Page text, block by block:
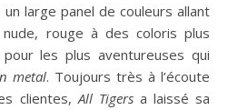
large panel de couleurs allant
rouge à des coloris plus
les plus aventureuses qui
metal. Toujours très à l’écoute
clientes,All Tigersa laissé sa